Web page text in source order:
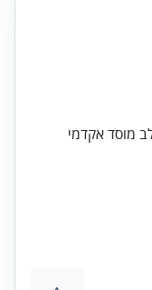
מוסד אקדמי